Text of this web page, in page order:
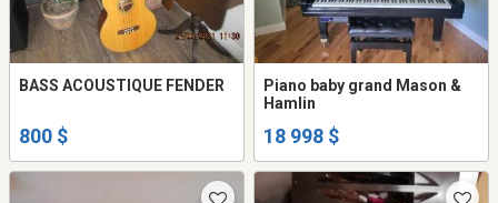
BASS ACOUSTIQUE FENDER
800 $
Piano baby grand Mason &
Hamlin
18 998 $